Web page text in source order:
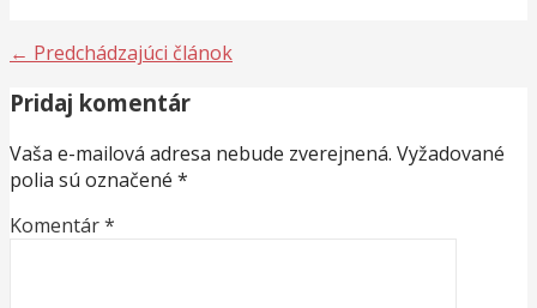
Navigácia
v
článku
← Predchádzajúci článok
Pridaj komentár
Vaša e-mailová adresa nebude zverejnená. Vyžadované
polia sú označené *
Komentár*